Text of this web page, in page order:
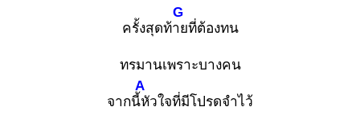
ครั้งสุดท้าย
G
ที่ต้องทน
ทรมานเพราะบางคน
จากนี้หั
A
วใจที่มีโปรดจำไว้